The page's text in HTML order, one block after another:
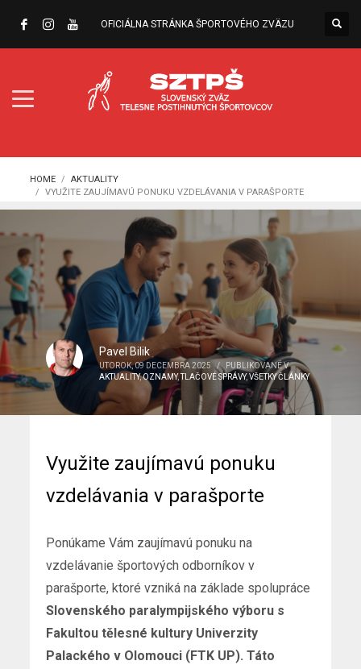
OFICIÁLNA STRÁNKA ŠPORTOVÉHO ZVÄZU
HOME
AKTUALITY
VYUŽITE ZAUJÍMAVÚ PONUKU VZDELÁVANIA V PARAŠPORTE
Pavel Bilik
UTOROK, 09 DECEMBRA 2025 /
PUBLIKOVANÉ V
AKTUALITY,OZNAMY,TLAČOVÉ SPRÁVY,VŠETKY ČLÁNKY
Využite zaujímavú ponuku
vzdelávania v parašporte
Ponúkame Vám zaujímavú ponuku na
vzdelávanie športových odborníkov v
parašporte, ktoré vzniká na základe spolupráce
Slovenského paralympijského výboru s
Fakultou tělesné kultury Univerzity
Palackého v Olomouci (FTK UP). Táto